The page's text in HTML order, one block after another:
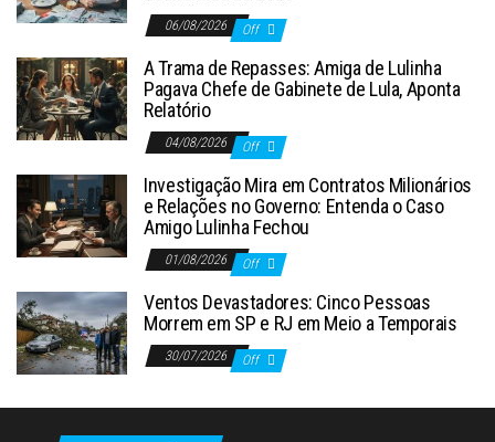
06/08/2026 Off
A Trama de Repasses: Amiga de Lulinha
Pagava Chefe de Gabinete de Lula, Aponta
Relatório
04/08/2026 Off
Investigação Mira em Contratos Milionários
e Relações no Governo: Entenda o Caso
Amigo Lulinha Fechou
01/08/2026 Off
Ventos Devastadores: Cinco Pessoas
Morrem em SP e RJ em Meio a Temporais
30/07/2026 Off